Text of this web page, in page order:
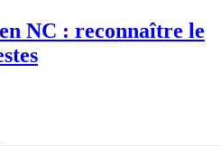
NC : reconnaître le